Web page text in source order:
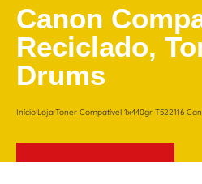
Canon
Reciclado,
Drums
Início LojaToner Compatível 1x440gr T522116